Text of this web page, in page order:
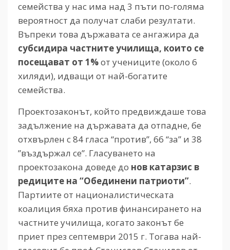
семейства у нас има над 3 пъти по-голяма
вероятност да получат слаби резултати.
Въпреки това държавата се ангажира да
субсидира частните училища, които се
посещават от 1%от учениците (около 6
хиляди), идващи от най-богатите
семейства.
Проектозаконът, който предвиждаше това
задължение на държавата да отпадне, бе
отхвърлен с 84 гласа “против”, 66 “за” и 38
”въздържал се”. Гласуването на
проектозакона доведе до нов катарзис в
редиците на “Обединени патриоти”.
Партиите от националистическата
коалиция бяха против финансирането на
частните училища, когато законът бе
приет през септември 2015 г. Тогава най-